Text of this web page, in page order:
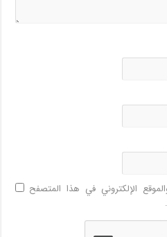
الإلكتروني في هذا المتصفح